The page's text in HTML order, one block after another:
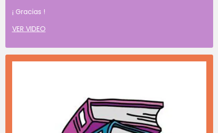
¡ Gracias !
VER VIDEO